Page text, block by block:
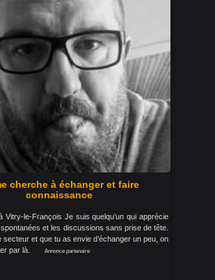
cherche à échanger et faire
connaissance
Vitry-le-François Je suis quelqu’un qui apprécie
et les discussions sans prise de tête.
secteur et que tu as envie d’échanger un peu, on
par là.
Annonce partenaire